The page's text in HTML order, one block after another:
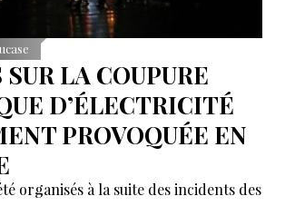
LA COUPURE
D’ÉLECTRICITÉ
PROVOQUÉE EN
organisés à la suite des incidents des